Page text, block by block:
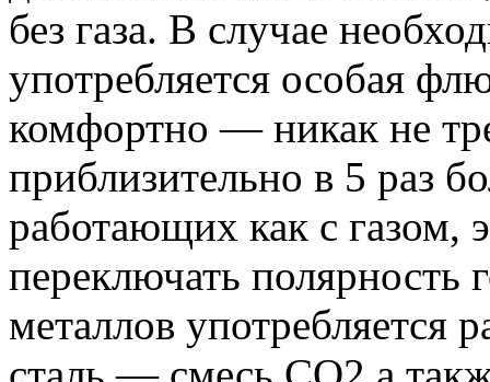
без газа. В случае
употребляется особая
комфортно — никак не
приблизительно в 5 раз
работающих как с газом,
переключать полярность
металлов